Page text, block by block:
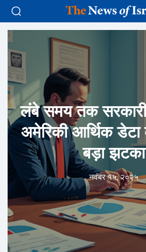
लंबे समय तक
अमेरिकी आर्थिक
बड़ा झटका
नवंबर १५, २०२५